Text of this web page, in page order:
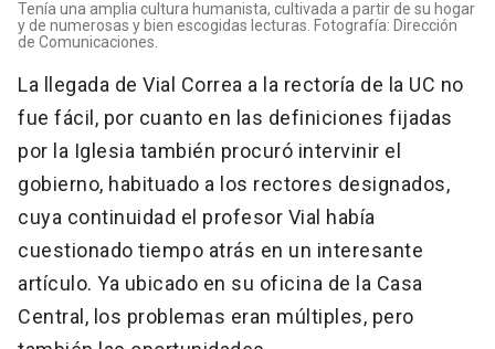
Tenía una amplia cultura humanista, cultivada a partir de su hogar
y de numerosas y bien escogidas lecturas. Fotografía: Dirección
de Comunicaciones.
La llegada de Vial Correa a la rectoría de la UC no
fue fácil, por cuanto en las definiciones fijadas
por la Iglesia también procuró intervinir el
gobierno, habituado a los rectores designados,
cuya continuidad el profesor Vial había
cuestionado tiempo atrás en un interesante
artículo. Ya ubicado en su oficina de la Casa
Central, los problemas eran múltiples, pero